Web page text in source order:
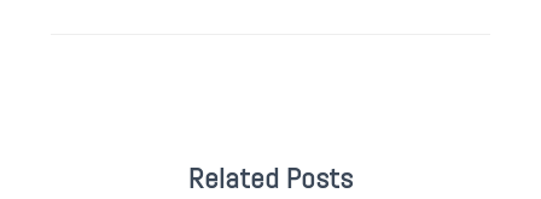
Related Posts